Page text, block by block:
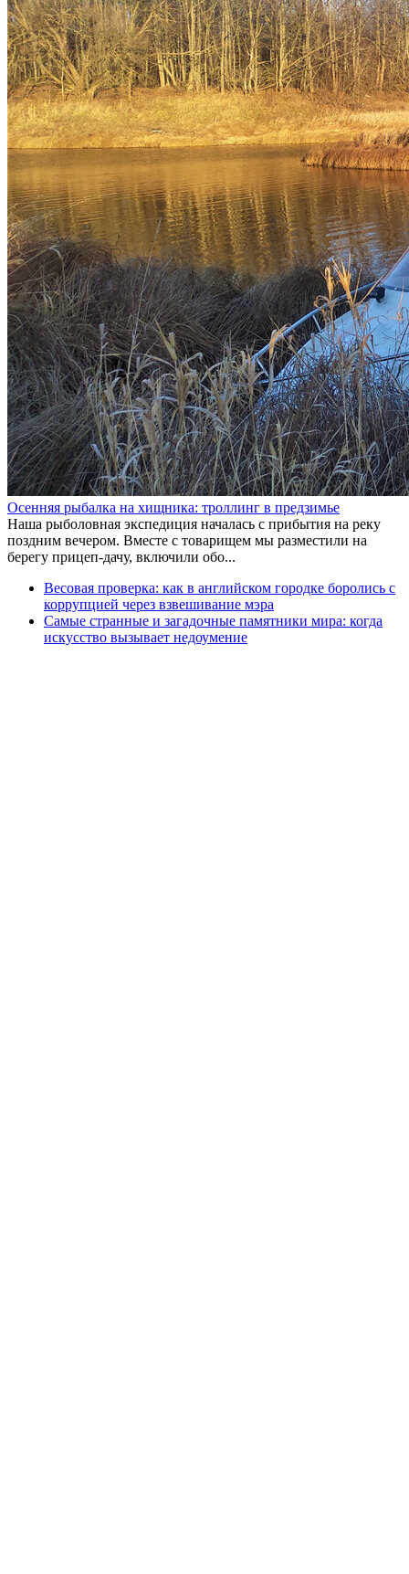
Осенняя рыбалка на хищника: троллинг в предзимье
Наша рыболовная экспедиция началась с прибытия на реку
поздним вечером. Вместе с товарищем мы разместили на
берегу прицеп-дачу, включили обо...
Весовая проверка: как в английском городке боролись с
коррупцией через взвешивание мэра
Самые странные и загадочные памятники мира: когда
искусство вызывает недоумение